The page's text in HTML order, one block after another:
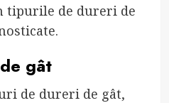
tipurile de dureri de
gât
de dureri de gât,